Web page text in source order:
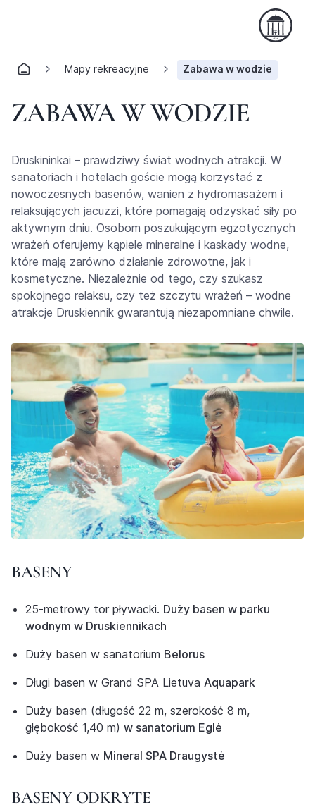
Mapy rekreacyjne Zabawa w wodzie
ZABAWA W WODZIE
Druskininkai – prawdziwy świat wodnych atrakcji. W
sanatoriach i hotelach goście mogą korzystać z
nowoczesnych basenów, wanien z hydromasażem i
relaksujących jacuzzi, które pomagają odzyskać siły po
aktywnym dniu. Osobom poszukującym egzotycznych
wrażeń oferujemy kąpiele mineralne i kaskady wodne,
które mają zarówno działanie zdrowotne, jak i
kosmetyczne. Niezależnie od tego, czy szukasz
spokojnego relaksu, czy też szczytu wrażeń – wodne
atrakcje Druskiennik gwarantują niezapomniane chwile.
BASENY
25-metrowy tor pływacki. Duży basen w parku
wodnym w Druskiennikach
Duży basen w sanatorium Belorus
Długi basen w Grand SPA Lietuva Aquapark
Duży basen (długość 22 m, szerokość 8 m,
głębokość 1,40 m) w sanatorium Eglė
Duży basen w Mineral SPA Draugystė
BASENY ODKRYTE